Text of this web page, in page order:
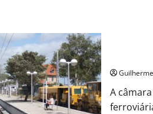
A